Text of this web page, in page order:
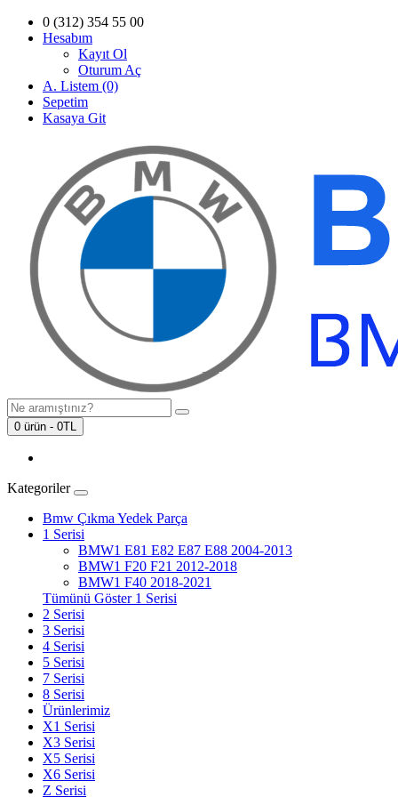
0 (312) 354 55 00
Hesabım
Kayıt Ol
Oturum Aç
A. Listem (0)
Sepetim
Kasaya Git
0 ürün - 0TL
Kategoriler
Bmw Çıkma Yedek Parça
1 Serisi
BMW1 E81 E82 E87 E88 2004-2013
BMW1 F20 F21 2012-2018
BMW1 F40 2018-2021
Tümünü Göster 1 Serisi
2 Serisi
3 Serisi
4 Serisi
5 Serisi
7 Serisi
8 Serisi
Ürünlerimiz
X1 Serisi
X3 Serisi
X5 Serisi
X6 Serisi
Z Serisi